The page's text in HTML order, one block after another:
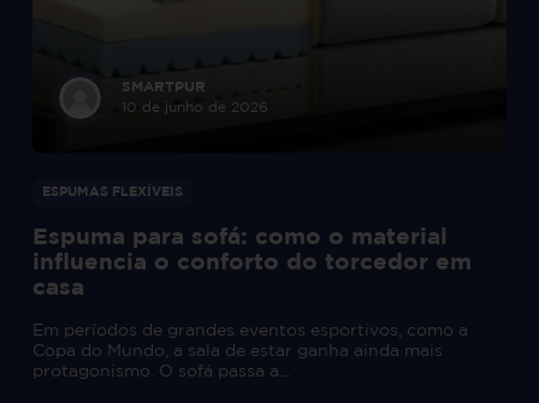
SMARTPUR
10 de junho de 2026
ESPUMAS FLEXÍVEIS
Espuma para sofá: como o material
influencia o conforto do torcedor em
casa
Em períodos de grandes eventos esportivos, como a
Copa do Mundo, a sala de estar ganha ainda mais
protagonismo. O sofá passa a...